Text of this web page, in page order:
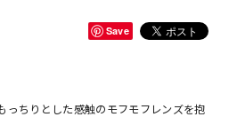
Save
ちりとした感触のモフモフレンズを抱